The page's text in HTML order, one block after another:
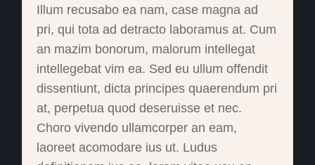
Illum recusabo ea nam, case magna ad
pri, qui tota ad detracto laboramus at. Cum
an mazim bonorum, malorum intellegat
intellegebat vim ea. Sed eu ullum offendit
dissentiunt, dicta principes quaerendum pri
at, perpetua quod deseruisse et nec.
Choro vivendo ullamcorper an eam,
laoreet acomodare ius ut. Ludus